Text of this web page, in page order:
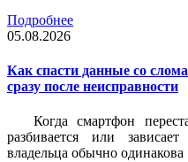
Подробнее
05.08.2026
Как спасти данные со
сразу после неисправности
Когда смартфон
разбивается или
владельца обычно одинакова